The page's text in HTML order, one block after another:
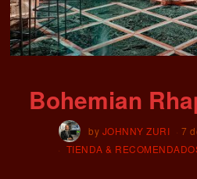
Bohemian
by JOHNNY ZURI
7
TIENDA &